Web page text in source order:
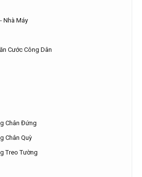
Nhà Máy
Cước Công Dân
Chân Đứng
Chân Quỳ
Treo Tường